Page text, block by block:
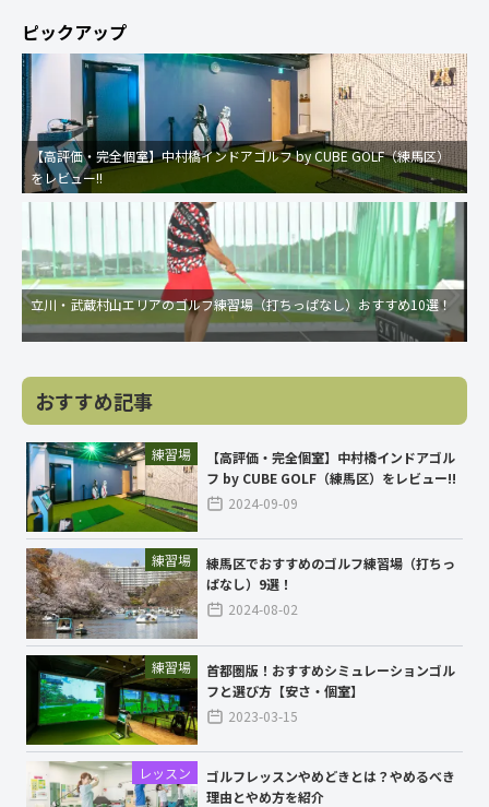
ピックアップ
【高評価・完全個室】中村橋インドアゴルフ by CUBE GOLF（練馬区）
をレビュー!!
立川・武蔵村山エリアのゴルフ練習場（打ちっぱなし）おすすめ10選！
おすすめ記事
練習場
【高評価・完全個室】中村橋インドアゴル
フ by CUBE GOLF（練馬区）をレビュー!!
2024-09-09
練習場
練馬区でおすすめのゴルフ練習場（打ちっ
ぱなし）9選！
2024-08-02
練習場
首都圏版！おすすめシミュレーションゴル
フと選び方【安さ・個室】
2023-03-15
レッスン
ゴルフレッスンやめどきとは？やめるべき
理由とやめ方を紹介